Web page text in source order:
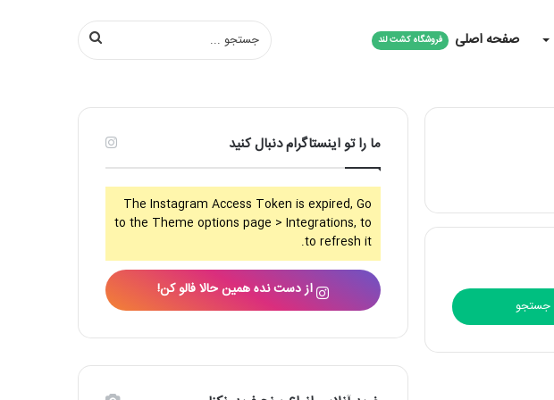
صفحه اصلی فروشگاه کشت لند جستجو
ما را تو اینستاگرام دنبال کنید
The Instagram Access Token is expired, Go
to the Theme options page > Integrations, to
to refresh it.
از دست نده همین حالا فالو کن!